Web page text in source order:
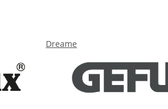
Dreame